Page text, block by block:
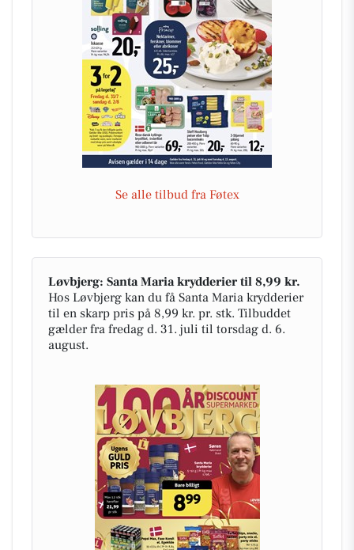
Se alle tilbud fra Føtex
Løvbjerg: Santa Maria krydderier til 8,99 kr.
Hos Løvbjerg kan du få Santa Maria krydderier
til en skarp pris på 8,99 kr. pr. stk. Tilbuddet
gælder fra fredag d. 31. juli til torsdag d. 6.
august.